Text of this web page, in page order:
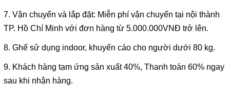
7. Vận chuyển và lắp đặt: Miễn phí vận chuyển tại nội thành
TP. Hồ Chí Minh với đơn hàng từ 5.000.000VNĐ trở lên.
8. Ghế sử dụng indoor, khuyến cáo cho người dưới 80 kg.
9. Khách hàng tạm ứng sản xuất 40%, Thanh toán 60% ngay
sau khi nhận hàng.